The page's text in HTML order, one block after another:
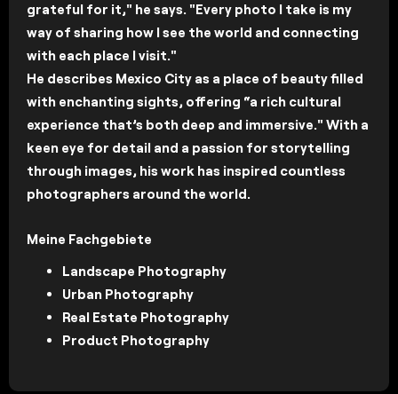
grateful for it," he says. "Every photo I take is my
way of sharing how I see the world and connecting
with each place I visit."
He describes Mexico City as a place of beauty filled
with enchanting sights, offering “a rich cultural
experience that’s both deep and immersive." With a
keen eye for detail and a passion for storytelling
through images, his work has inspired countless
photographers around the world.
Meine Fachgebiete
Landscape Photography
Urban Photography
Real Estate Photography
Product Photography